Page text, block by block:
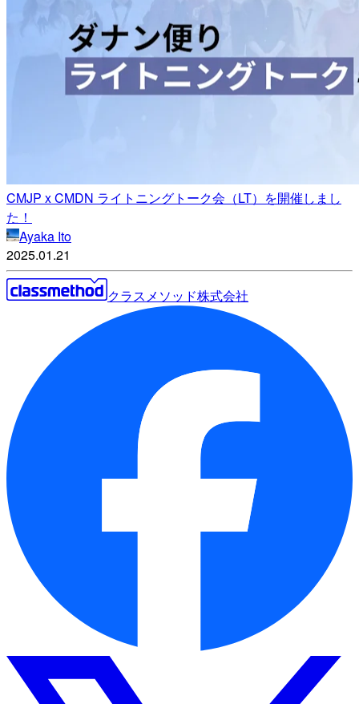
CMJP x CMDN ライトニングトーク会（LT）を開催しまし
た！
Ayaka Ito
2025.01.21
クラスメソッド株式会社